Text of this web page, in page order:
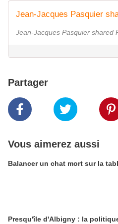
Jean-Jacques Pasquier shared
Partager
Vous aimerez aussi
Balancer un chat mort sur la
Presqu'île d'Albigny : la